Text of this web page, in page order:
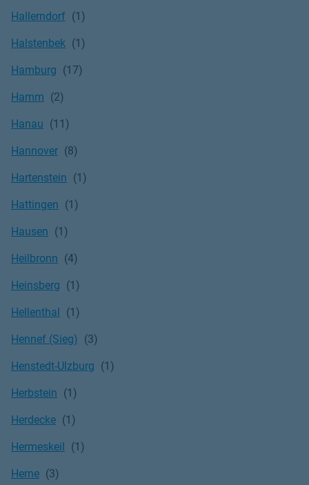
Hallerndorf
Halstenbek
Hamburg
Hamm
Hanau
Hannover
Hartenstein
Hattingen
Hausen
Heilbronn
Heinsberg
Hellenthal
Hennef (Sieg)
Henstedt-Ulzburg
Herbstein
Herdecke
Hermeskeil
Herne